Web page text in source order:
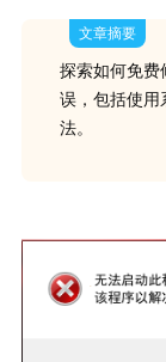
文章摘要
探索如何免费
误，包括使用
法。